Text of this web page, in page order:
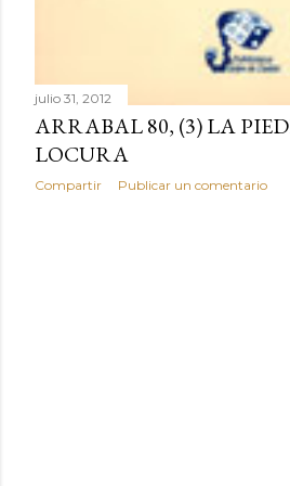
julio 31, 2012
ARRABAL 80, (3) LA
LOCURA
Compartir Publicar un comentario